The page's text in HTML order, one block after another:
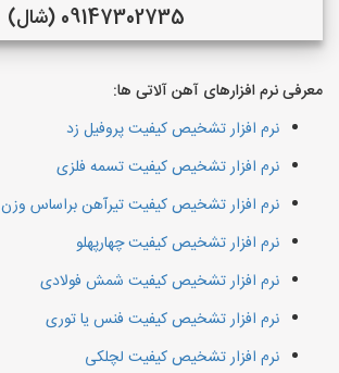
09147302735 (شال)
معرفی نرم افزارهای آهن آلاتی ها:
نرم افزار تشخیص کیفیت پروفیل زد
نرم افزار تشخیص کیفیت تسمه فلزی
نرم افزار تشخیص کیفیت تیرآهن براساس وزن
نرم افزار تشخیص کیفیت چهارپهلو
نرم افزار تشخیص کیفیت شمش فولادی
نرم افزار تشخیص کیفیت فنس یا توری
نرم افزار تشخیص کیفیت لچلکی